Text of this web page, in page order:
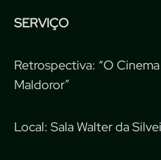
SERVIÇO
Retrospectiva: “O
Maldoror”
Local: Sala Walter da